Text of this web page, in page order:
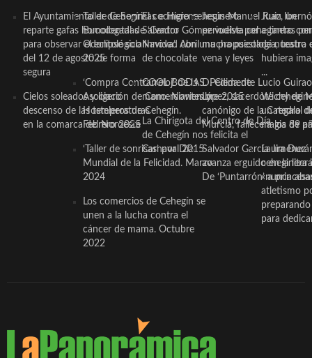
El Ayuntamiento de Cehegín
reparte gafas homologadas
para observar el eclipse solar
del 12 de agosto de forma
segura
Cielos soleados y ligero
descenso de las temperaturas
en la comarca del Noroeste
Taller de Sonrisas e Higiene
Bucodental de ‘Centro
Odontológico Innova’. Abril
2025
‘Compra Contrarreloj’ de la
Asociación de Comerciantes y
Hosteleros de Cehegín.
Febrero 2025
‘Taller de sonrisas’ por Día
Mundial de la Felicidad. Marzo
2024
Los comercios de Cehegín se
unen a la lucha contra el
cáncer de mama. Octubre
2022
El cocinero ceheginero
Salvador Gómez vuelve por
Navidad con una propuesta
de chocolate
COOL BODAS. Pedida de
mano. Noviembre 2015
La Chirigota del Centro de Día
de Cehegín nos felicita el
Carnaval 2015
Jesús Manuel Ruiz, un
periodista ceheginero con
mucha psicología, teatro
vena y leyes
D. Clemente Lucio Guirao
López, sacerdote
canónigo de la Catedral
Murcia, fallece a los 89
Salvador García Jiménez
avanza erguido en la
De ‘Puntarrón’ a
Juan
a tantas
de nuestra
hubiera
...
Wichy de
un regalo
magia de
Laura
ceheginera
«nunca
atletismo
para